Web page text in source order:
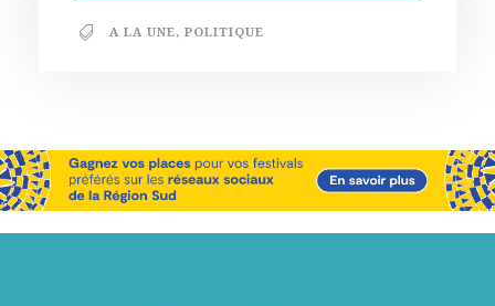
A LA UNE, POLITIQUE